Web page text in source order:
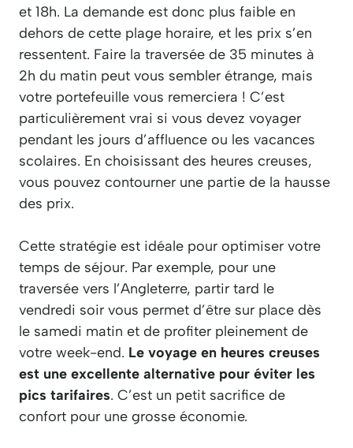
et 18h. La demande est donc plus faible en
dehors de cette plage horaire, et les prix s’en
ressentent. Faire la traversée de 35 minutes à
2h du matin peut vous sembler étrange, mais
votre portefeuille vous remerciera ! C’est
particulièrement vrai si vous devez voyager
pendant les jours d’affluence ou les vacances
scolaires. En choisissant des heures creuses,
vous pouvez contourner une partie de la hausse
des prix.
Cette stratégie est idéale pour optimiser votre
temps de séjour. Par exemple, pour une
traversée vers l’Angleterre, partir tard le
vendredi soir vous permet d’être sur place dès
le samedi matin et de profiter pleinement de
votre week-end. Le voyage en heures creuses
est une excellente alternative pour éviter les
pics tarifaires. C’est un petit sacrifice de
confort pour une grosse économie.